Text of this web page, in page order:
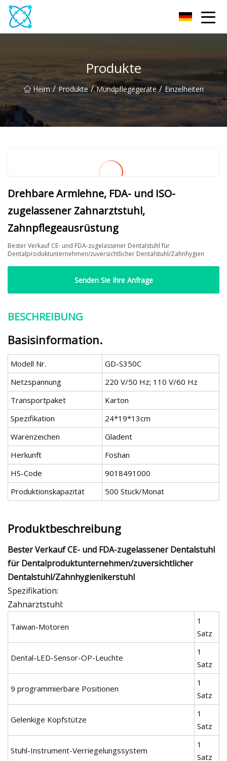
Produkte
Heim / Produkte / Mundpflegegeräte / Einzelheiten
Drehbare Armlehne, FDA- und ISO-
zugelassener Zahnarztstuhl,
Zahnpflegeausrüstung
Bester Verkauf CE- und FDA-zugelassener Dentalstuhl für
Dentalproduktunternehmen/zuversichtlicher Dentalstuhl/Zahnhygien
Senden Sie Ihre Anfrage
BESCHREIBUNG
Basisinformation.
Modell Nr.
GD-S350C
Netzspannung
220 V/50 Hz; 110 V/60 Hz
Transportpaket
Karton
Spezifikation
24*19*13cm
Warenzeichen
Gladent
Herkunft
Foshan
HS-Code
9018491000
Produktionskapazität
500 Stück/Monat
Produktbeschreibung
Bester Verkauf CE- und FDA-zugelassener Dentalstuhl
für Dentalproduktunternehmen/zuversichtlicher
Dentalstuhl/Zahnhygienikerstuhl
Spezifikation:
Zahnarztstuhl:
Taiwan-Motoren
1
Satz
Dental-LED-Sensor-OP-Leuchte
1
Satz
9 programmierbare Positionen
1
Satz
Gelenkige Kopfstütze
1
Satz
Stuhl-Instrument-Verriegelungssystem
1
Satz